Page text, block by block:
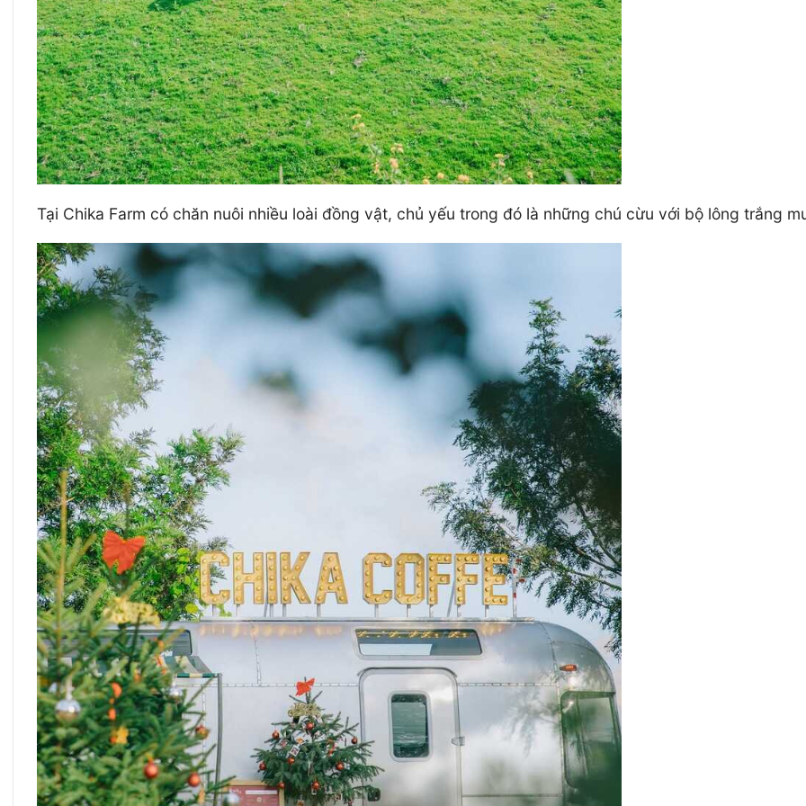
Tại Chika Farm có chăn nuôi nhiều loài đồng vật, chủ yếu trong đó là những chú cừu với bộ lông trắng